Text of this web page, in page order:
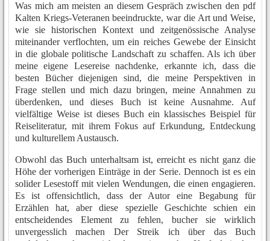
Was mich am meisten an diesem Gespräch zwischen den pdf
Kalten Kriegs-Veteranen beeindruckte, war die Art und Weise,
wie sie historischen Kontext und zeitgenössische Analyse
miteinander verflochten, um ein reiches Gewebe der Einsicht
in die globale politische Landschaft zu schaffen. Als ich über
meine eigene Lesereise nachdenke, erkannte ich, dass die
besten Bücher diejenigen sind, die meine Perspektiven in
Frage stellen und mich dazu bringen, meine Annahmen zu
überdenken, und dieses Buch ist keine Ausnahme. Auf
vielfältige Weise ist dieses Buch ein klassisches Beispiel für
Reiseliteratur, mit ihrem Fokus auf Erkundung, Entdeckung
und kulturellem Austausch.
Obwohl das Buch unterhaltsam ist, erreicht es nicht ganz die
Höhe der vorherigen Einträge in der Serie. Dennoch ist es ein
solider Lesestoff mit vielen Wendungen, die einen engagieren.
Es ist offensichtlich, dass der Autor eine Begabung für
Erzählen hat, aber diese spezielle Geschichte schien ein
entscheidendes Element zu fehlen, bucher sie wirklich
unvergesslich machen Der Streik ich über das Buch